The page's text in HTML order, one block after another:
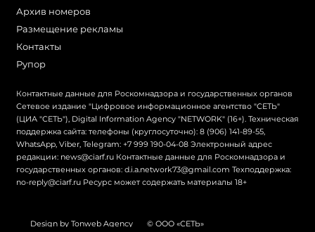
Архив номеров
Размещение рекламы
Контакты
Рупор
Контактные данные для Роскомнадзора и государственных органов
Сетевое издание "Цифровое информационное агентство "СЕТЬ"
(ЦИА "СЕТЬ"), Digital Information Agency "NETWORK" (16+). Техническая
поддержка сайта: телефоны (круглосуточно): 8 (906) 141-89-55,
WhatsApp, Viber, Telegram: +7 999 190-04-08 Электронный адрес
редакции: news@ciarf.ru Контактные данные для Роскомнадзора и
государственных органов: d.i.a.network73@gmail.com Техподдержка:
no-reply@ciarf.ru Ресурс может содержать материалы 18+
Design by Tonweb Agency © ООО «СЕТЬ»